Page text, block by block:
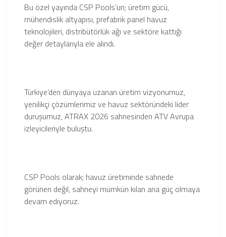
Bu özel yayında CSP Pools’un; üretim gücü,
mühendislik altyapısı, prefabrik panel havuz
teknolojileri, distribütörlük ağı ve sektöre kattığı
değer detaylarıyla ele alındı.
Türkiye’den dünyaya uzanan üretim vizyonumuz,
yenilikçi çözümlerimiz ve havuz sektöründeki lider
duruşumuz, ATRAX 2026 sahnesinden ATV Avrupa
izleyicileriyle buluştu.
CSP Pools olarak; havuz üretiminde sahnede
görünen değil, sahneyi mümkün kılan ana güç olmaya
devam ediyoruz.